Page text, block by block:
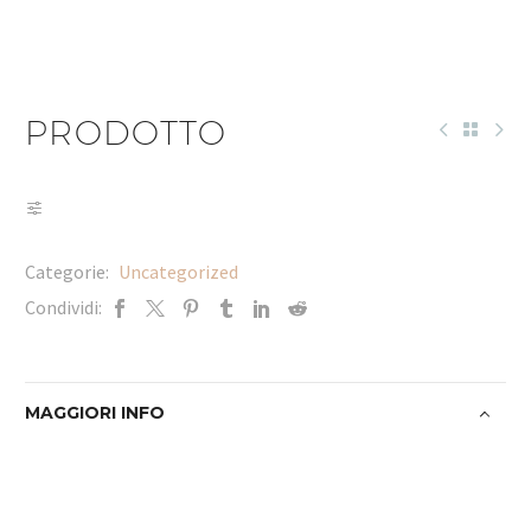
PRODOTTO
Categorie: Uncategorized
Condividi:
MAGGIORI INFO